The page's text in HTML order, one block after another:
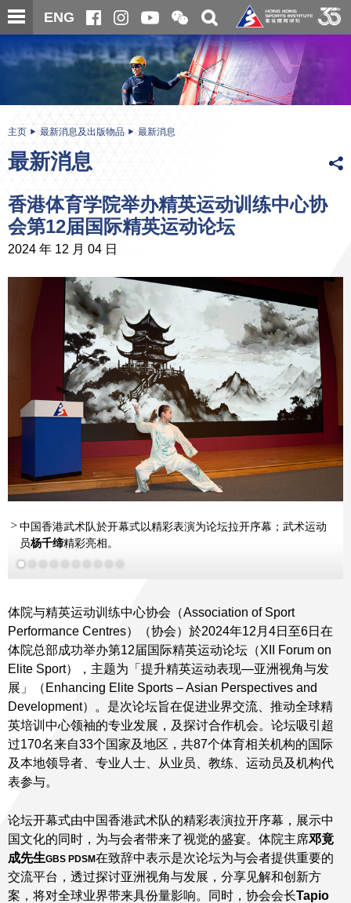
跳
至
内
ENG
开
合
微
信
二
维
码
关
搜
寻
内
主页 最新消息及出版物品 最新消息
最新消息
香港体育学院举办精英运动训练中心协
会第12届国际精英运动论坛
2024 年 12 月 04 日
中国香港武术队於开幕式以精彩表演为论坛拉开序幕；武术运动
员杨千缔精彩亮相。
邓竟成先生
Tapio Korjus先生
Josep
Escoda先生
Tapio Korjus先生
李轩
宇博士
Robert Schinke
士
Ken Bagnell先生
Tahmasseb 先生 Taisuke Kinugasa
李致和博士
Takeshi Kukidome博士
Josep
Escoda先生
Ken Bagnell先生
体院与精英运动训练中心协会（Association of Sport
Performance Centres）（协会）於2024年12月4日至6日在
体院总部成功举办第12届国际精英运动论坛（XII Forum on
Elite Sport），主题为「提升精英运动表现—亚洲视角与发
展」（Enhancing Elite Sports – Asian Perspectives and
Development）。是次论坛旨在促进业界交流、推动全球精
英培训中心领袖的专业发展，及探讨合作机会。论坛吸引超
过170名来自33个国家及地区，共87个体育相关机构的国际
及本地领导者、专业人士、从业员、教练、运动员及机构代
表参与。
论坛开幕式由中国香港武术队的精彩表演拉开序幕，展示中
国文化的同时，为与会者带来了视觉的盛宴。体院主席邓竟
成先生GBS PDSM在致辞中表示是次论坛为与会者提供重要的
交流平台，透过探讨亚洲视角与发展，分享见解和创新方
案，将对全球业界带来具份量影响。同时，协会会长Tapio